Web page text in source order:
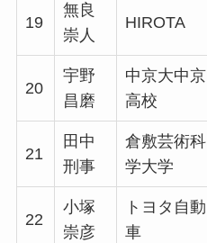
19
無良
崇人
HIROTA
20
宇野
昌磨
中京大中京
高校
21
田中
刑事
倉敷芸術科
学大学
22
小塚
崇彦
トヨタ自動
車